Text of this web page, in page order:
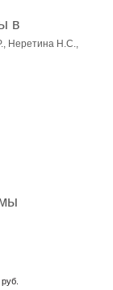
в
Неретина Н.С.,
руб.